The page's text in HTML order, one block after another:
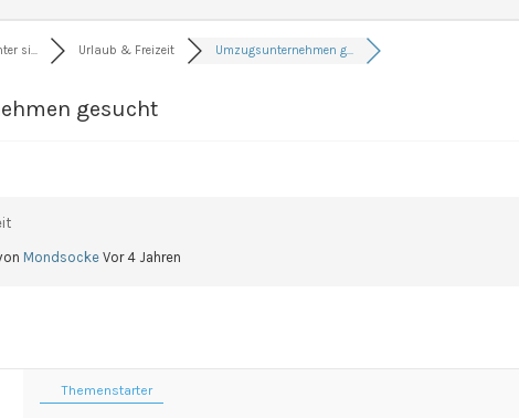
si... Urlaub & Freizeit Umzugsunternehmen g...
gesucht
Mondsocke Vor 4 Jahren
Themenstarter